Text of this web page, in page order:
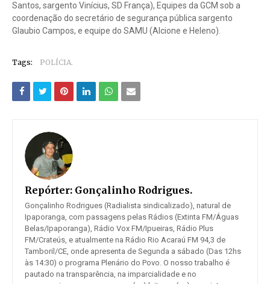
Santos, sargento Vinícius, SD França), Equipes da GCM sob a
coordenação do secretário de segurança pública sargento
Glaubio Campos, e equipe do SAMU (Alcione e Heleno).
Tags: POLÍCIA.
Repórter: Gonçalinho Rodrigues.
Gonçalinho Rodrigues (Radialista sindicalizado), natural de
Ipaporanga, com passagens pelas Rádios (Extinta FM/Águas
Belas/Ipaporanga), Rádio Vox FM/Ipueiras, Rádio Plus
FM/Crateús, e atualmente na Rádio Rio Acaraú FM 94,3 de
Tamboril/CE, onde apresenta de Segunda a sábado (Das 12hs
às 14:30) o programa Plenário do Povo. O nosso trabalho é
pautado na transparência, na imparcialidade e no